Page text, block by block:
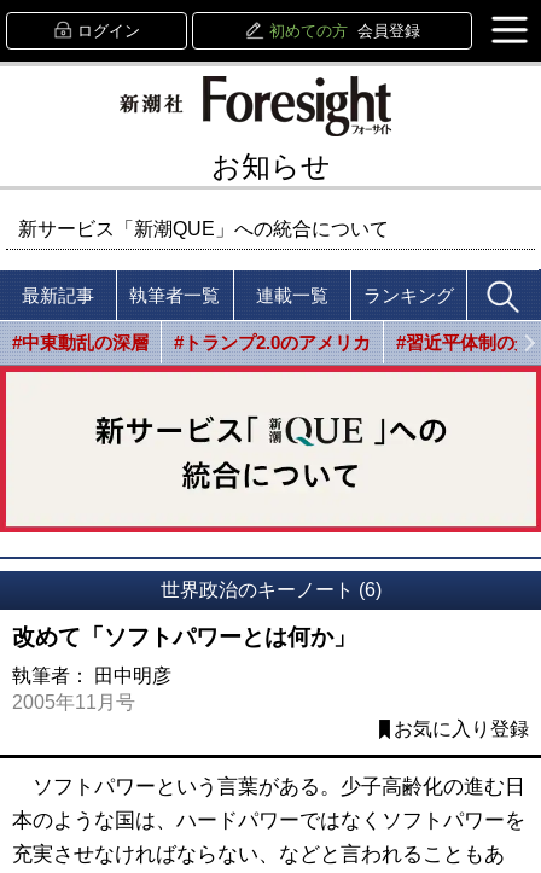
ログイン 初めての方 会員登録
お知らせ
新サービス「新潮QUE」への統合について
最新記事 執筆者一覧 連載一覧 ランキング
#中東動乱の深層 #トランプ2.0のアメリカ #習近平体制の光
世界政治のキーノート (6)
改めて「ソフトパワーとは何か」
執筆者：
田中明彦
2005年11月号
お気に入り登録
ソフトパワーという言葉がある。少子高齢化の進む日
本のような国は、ハードパワーではなくソフトパワーを
充実させなければならない、などと言われることもあ